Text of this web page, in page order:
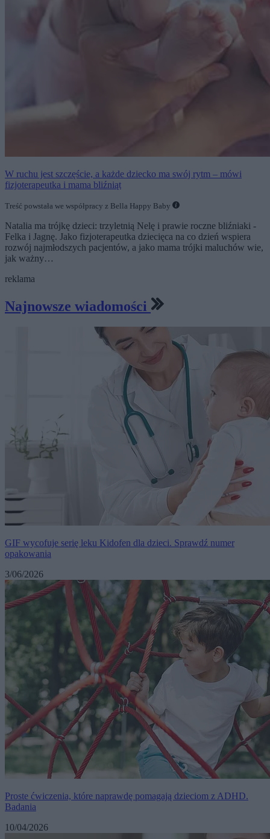
W ruchu jest szczęście, a każde dziecko ma swój rytm – mówi
fizjoterapeutka i mama bliźniąt
Treść powstała we współpracy z Bella Happy Baby
Natalia ma trójkę dzieci: trzyletnią Nelę i prawie roczne bliźniaki -
Felka i Jagnę. Jako fizjoterapeutka dziecięca na co dzień wspiera
rozwój najmłodszych pacjentów, a jako mama trójki maluchów wie,
jak ważny…
reklama
Najnowsze wiadomości
GIF wycofuje serię leku Kidofen dla dzieci. Sprawdź numer
opakowania
3/06/2026
Proste ćwiczenia, które naprawdę pomagają dzieciom z ADHD.
Badania
10/04/2026